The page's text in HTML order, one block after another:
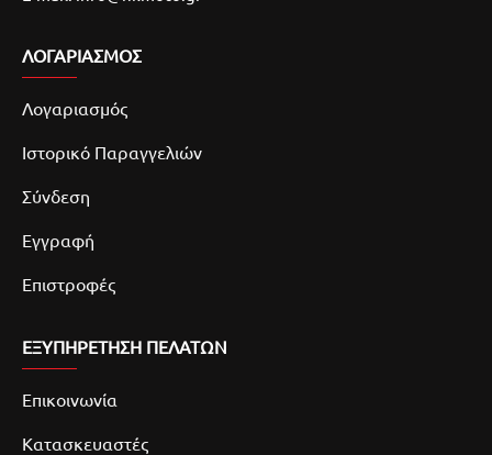
ΛΟΓΑΡΙΑΣΜΌΣ
Λογαριασμός
Ιστορικό Παραγγελιών
Σύνδεση
Εγγραφή
Επιστροφές
ΕΞΥΠΗΡΕΤΗΣΗ ΠΕΛΑΤΩΝ
Επικοινωνία
Κατασκευαστές